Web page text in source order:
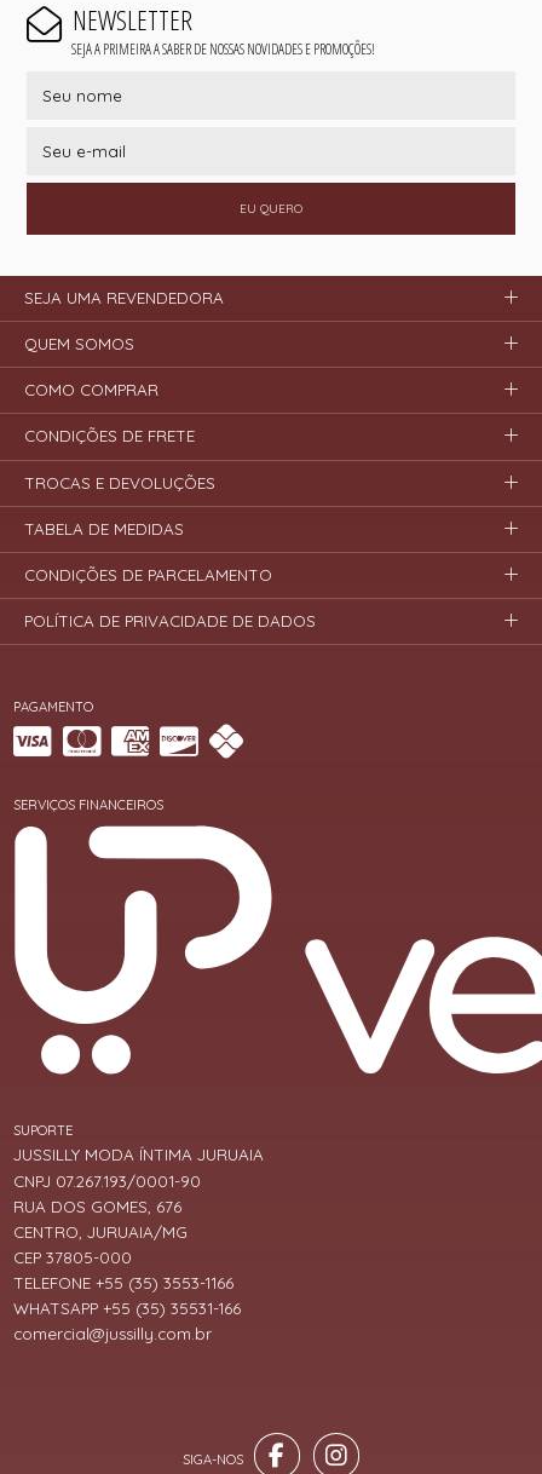
NEWSLETTER
SEJA A PRIMEIRA A SABER DE NOSSAS NOVIDADES E PROMOÇÕES!
EU QUERO
PAGAMENTO
SERVIÇOS FINANCEIROS
SUPORTE
JUSSILLY MODA ÍNTIMA JURUAIA
CNPJ 07.267.193/0001-90
RUA DOS GOMES, 676
CENTRO, JURUAIA/MG
CEP 37805-000
TELEFONE +55 (35) 3553-1166
WHATSAPP +55 (35) 35531-166
comercial@jussilly.com.br
SEJA UMA REVENDEDORA
QUEM SOMOS
COMO COMPRAR
CONDIÇÕES DE FRETE
TROCAS E DEVOLUÇÕES
TABELA DE MEDIDAS
CONDIÇÕES DE PARCELAMENTO
POLÍTICA DE PRIVACIDADE DE DADOS